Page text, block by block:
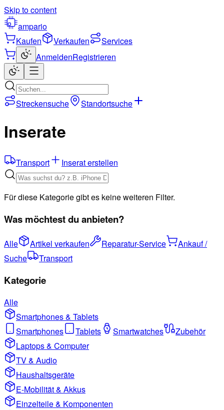
Skip to content
ampario
Kaufen
Verkaufen
Services
AnmeldenRegistrieren
Streckensuche Standortsuche
Inserate
Transport Inserat erstellen
Für diese Kategorie gibt es keine weiteren Filter.
Was möchtest du anbieten?
Alle Artikel verkaufen Reparatur-Service
Ankauf /
Suche
Transport
Kategorie
Alle
Smartphones & Tablets
Smartphones
Tablets Smartwatches
Zubehör
Laptops & Computer
TV & Audio
Haushaltsgeräte
E-Mobilität & Akkus
Einzelteile & Komponenten